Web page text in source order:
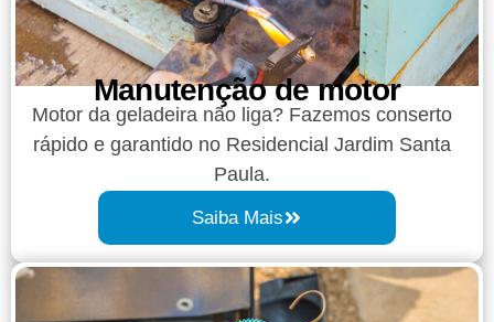
Manutenção de motor
Motor da geladeira não liga? Fazemos conserto
rápido e garantido no Residencial Jardim Santa
Paula.
Saiba Mais